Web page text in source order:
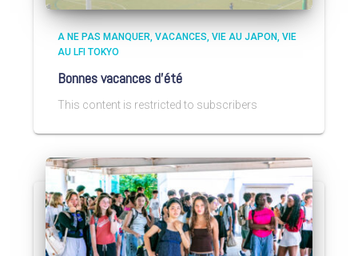
A NE PAS MANQUER VACANCES VIE AU JAPON VIE
AU LFI TOKYO
Bonnes vacances d’été
This content is restricted to subscribers